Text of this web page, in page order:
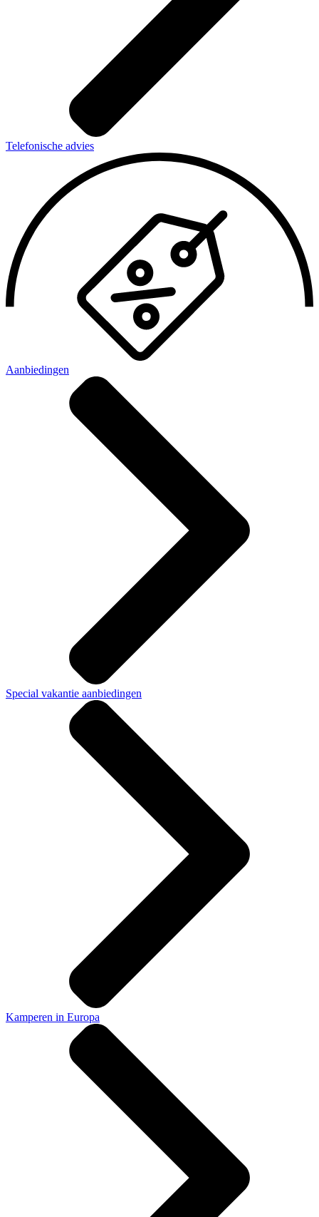
Telefonische advies
Aanbiedingen
Special vakantie aanbiedingen
Kamperen in Europa